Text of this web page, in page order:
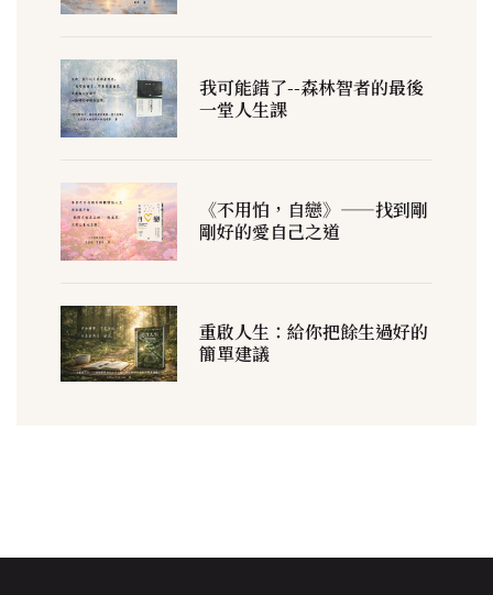
我可能錯了--森林智者的最後
一堂人生課
《不用怕，自戀》——找到剛
剛好的愛自己之道
重啟人生：給你把餘生過好的
簡單建議